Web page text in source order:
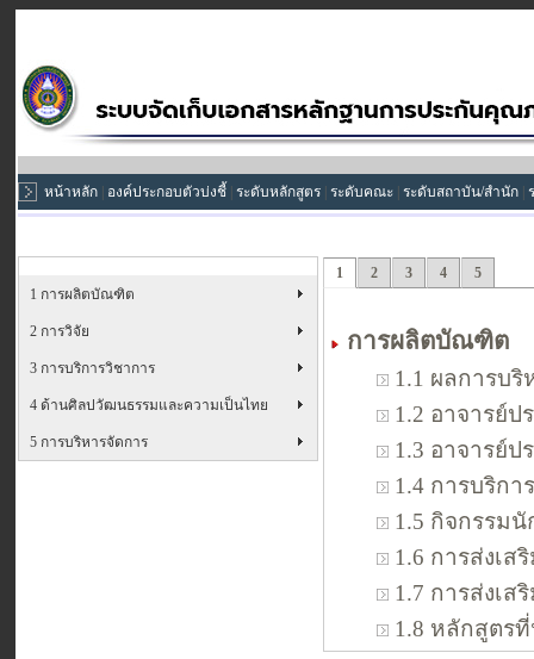
หน้าหลัก องค์ประกอบตัวบ่งชี้ ระดับหลักสูตร ระดับคณะ ระดับสถาบัน/สำนัก
1 การผลิตบัณฑิต
2 การวิจัย
3 การบริการวิชาการ
4 ด้านศิลปวัฒนธรรมและความเป็นไทย
5 การบริหารจัดการ
1 2 3 4 5
การผลิตบัณฑิต
1.1 ผลการบ
1.2 อาจารย์
1.3 อาจารย์ป
1.4 การบริก
1.5 กิจกรรม
1.6 การส่งเ
1.7 การส่งเ
1.8 หลักสูตร